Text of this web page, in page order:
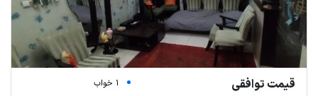
قیمت توافقی
1 خواب